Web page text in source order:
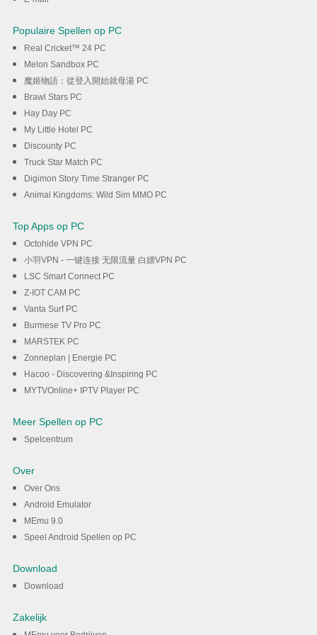
Populaire Spellen op PC
Real Cricket™ 24 PC
Melon Sandbox PC
魔姬物語：從登入開始就母湯 PC
Brawl Stars PC
Hay Day PC
My Little Hotel PC
Discounty PC
Truck Star Match PC
Digimon Story Time Stranger PC
Animal Kingdoms: Wild Sim MMO PC
Top Apps op PC
Octohide VPN PC
小羽VPN - 一键连接 无限流量 白嫖VPN PC
LSC Smart Connect PC
Z-IOT CAM PC
Vanta Surf PC
Burmese TV Pro PC
MARSTEK PC
Zonneplan | Energie PC
Hacoo - Discovering &Inspiring PC
MYTVOnline+ IPTV Player PC
Meer Spellen op PC
Spelcentrum
Over
Over Ons
Android Emulator
MEmu 9.0
Speel Android Spellen op PC
Download
Download
Zakelijk